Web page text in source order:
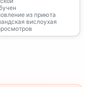
из приюта
вислоухая